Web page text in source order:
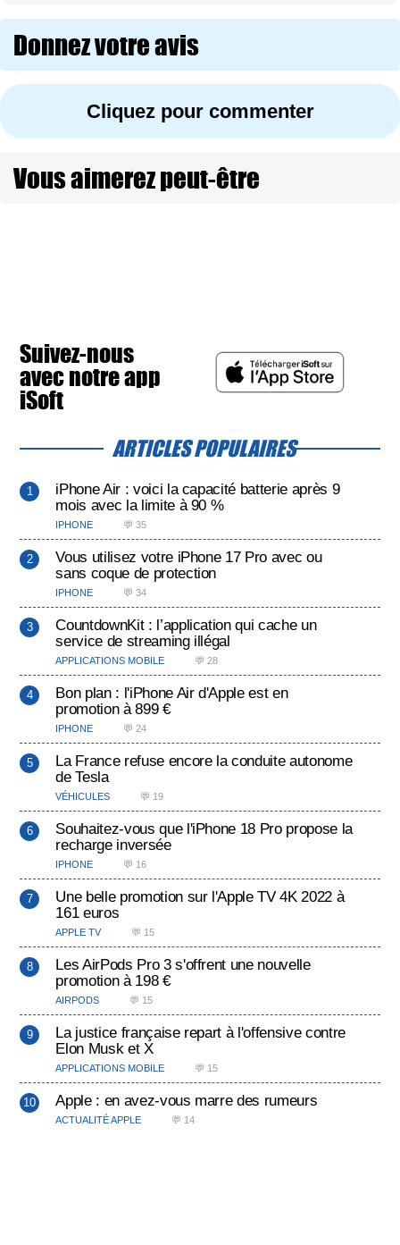
Donnez votre avis
Cliquez pour commenter
Vous aimerez peut-être
Suivez-nous
avec notre app
iSoft
ARTICLES POPULAIRES
iPhone Air : voici la capacité batterie après 9
mois avec la limite à 90 %
IPHONE 💬 35
Vous utilisez votre iPhone 17 Pro avec ou
sans coque de protection
IPHONE 💬 34
CountdownKit : l’application qui cache un
service de streaming illégal
APPLICATIONS MOBILE 💬 28
Bon plan : l'iPhone Air d'Apple est en
promotion à 899 €
IPHONE 💬 24
La France refuse encore la conduite autonome
de Tesla
VÉHICULES 💬 19
Souhaitez-vous que l'iPhone 18 Pro propose la
recharge inversée
IPHONE 💬 16
Une belle promotion sur l'Apple TV 4K 2022 à
161 euros
APPLE TV 💬 15
Les AirPods Pro 3 s'offrent une nouvelle
promotion à 198 €
AIRPODS 💬 15
La justice française repart à l'offensive contre
Elon Musk et X
APPLICATIONS MOBILE 💬 15
Apple : en avez-vous marre des rumeurs
ACTUALITÉ APPLE 💬 14